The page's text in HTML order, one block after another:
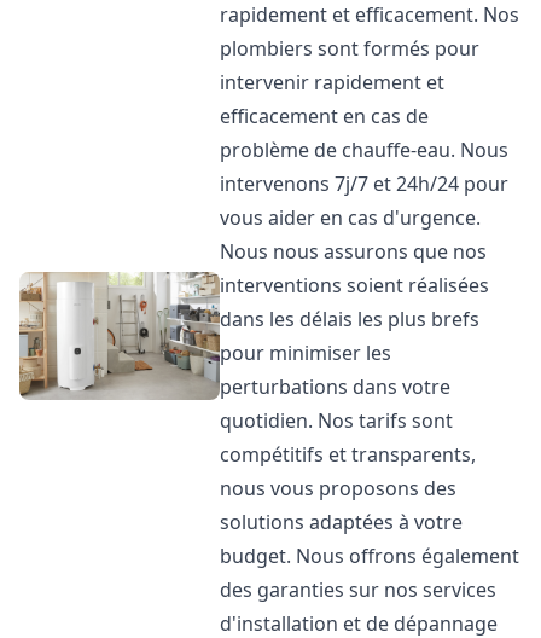
rapidement et efficacement. Nos
plombiers sont formés pour
intervenir rapidement et
efficacement en cas de
problème de chauffe-eau. Nous
intervenons 7j/7 et 24h/24 pour
vous aider en cas d'urgence.
Nous nous assurons que nos
interventions soient réalisées
dans les délais les plus brefs
pour minimiser les
perturbations dans votre
quotidien. Nos tarifs sont
compétitifs et transparents,
nous vous proposons des
solutions adaptées à votre
budget. Nous offrons également
des garanties sur nos services
d'installation et de dépannage